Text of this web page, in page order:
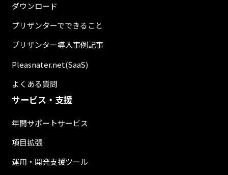
ダウンロード
プリザンターでできること
プリザンター導入事例記事
Pleasnater.net(SaaS)
よくある質問
サービス・支援
年間サポートサービス
項目拡張
運用・開発支援ツール